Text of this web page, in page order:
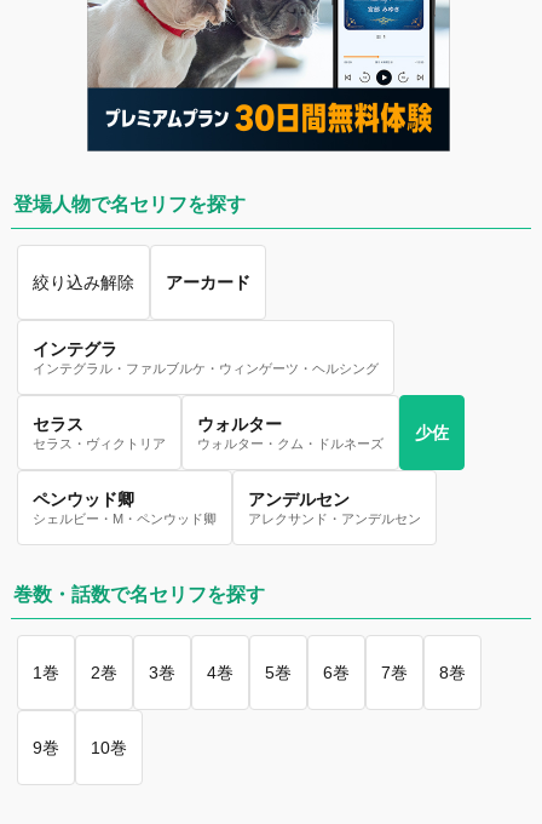
登場人物で名セリフを探す
絞り込み解除 アーカード
インテグラ
インテグラル・ファルブルケ・ウィンゲーツ・ヘルシング
セラス
セラス・ヴィクトリア
ウォルター
ウォルター・クム・ドルネーズ
少佐
ペンウッド卿
シェルビー・M・ペンウッド卿
アンデルセン
アレクサンド・アンデルセン
巻数・話数で名セリフを探す
1巻 2巻 3巻 4巻 5巻 6巻 7巻 8巻
9巻 10巻